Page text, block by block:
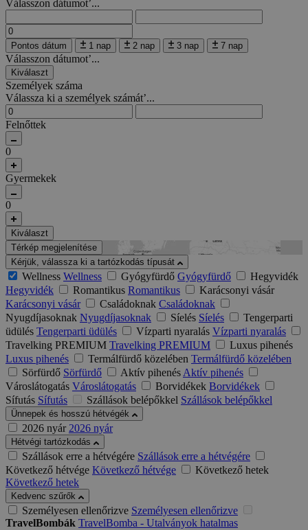
Válasszon dátumot’...
Pontos dátum 1 nap 2 nap 3 nap 7 nap
Válasszon dátumot’...
Kiválaszt
Személyek száma
Válassza ki a személyek számát’...
Felnőttek
0
Gyermekek
0
Kiválaszt
Térkép megjelenítése
Kérjük, válassza ki a tartózkodás típusát
Wellness Wellness Gyógyfürdő Gyógyfürdő
Hegyvidék
Hegyvidék
Romantikus Romantikus
Karácsonyi vásár
Karácsonyi vásár
Családoknak Családoknak
Nyugdíjasoknak Nyugdíjasoknak Síelés Síelés
Tengerparti
üdülés Tengerparti üdülés Vízparti nyaralás Vízparti nyaralás
Travelking PREMIUM Travelking PREMIUM
Luxus pihenés
Luxus pihenés
Termálfürdő közelében Termálfürdő közelében
Sörfürdő Sörfürdő Aktív pihenésAktív pihenés
Városlátogatás Városlátogatás Borvidékek Borvidékek
Sífutás Sífutás Szállások belépőkkel Szállások belépőkkel
Ünnepek és hosszú hétvégék
2026 nyár 2026 nyár
Hétvégi tartózkodás
Szállások erre a hétvégére Szállások erre a hétvégére
Következő hétvége Következő hétvége
Következő hetek
Következő hetek
Kedvenc szűrők
Személyesen ellenőrizve Személyesen ellenőrizve
TravelBombák TravelBomba - Utalványok hatalmas